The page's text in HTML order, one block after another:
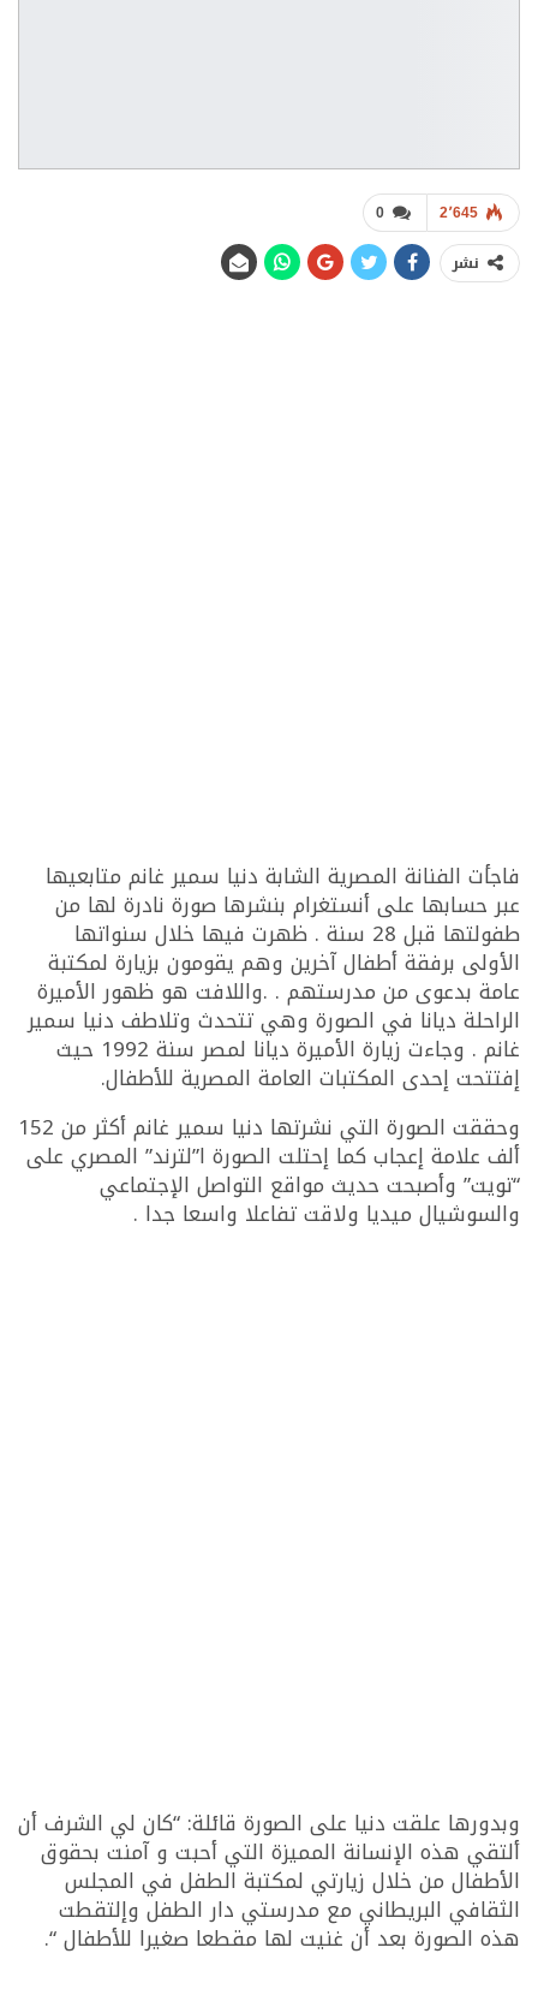
0 2٬645
نشر
فاجأت الفنانة المصرية الشابة دنيا سمير غانم متابعيها
عبر حسابها على أنستغرام بنشرها صورة نادرة لها من
طفولتها قبل 28 سنة . ظهرت فيها خلال سنواتها
الأولى برفقة أطفال آخرين وهم يقومون بزيارة لمكتبة
عامة بدعوى من مدرستهم . .واللافت هو ظهور الأميرة
الراحلة ديانا في الصورة وهي تتحدث وتلاطف دنيا سمير
غانم . وجاءت زيارة الأميرة ديانا لمصر سنة 1992 حيث
إفتتحت إحدى المكتبات العامة المصرية للأطفال.
وحققت الصورة التي نشرتها دنيا سمير غانم أكثر من 152
ألف علامة إعجاب كما إحتلت الصورة ا”لترند” المصري على
“تويت” وأصبحت حديث مواقع التواصل الإجتماعي
والسوشيال ميديا ولاقت تفاعلا واسعا جدا .
وبدورها علقت دنيا على الصورة قائلة: “كان لي الشرف أن
ألتقي هذه الإنسانة المميزة التي أحبت و آمنت بحقوق
الأطفال من خلال زيارتي لمكتبة الطفل في المجلس
الثقافي البريطاني مع مدرستي دار الطفل وإلتقطت
هذه الصورة بعد أن غنيت لها مقطعا صغيرا للأطفال “.